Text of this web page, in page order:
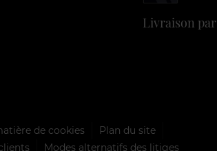
Livraison par
de cookies
Plan du site
Modes alternatifs des litiges